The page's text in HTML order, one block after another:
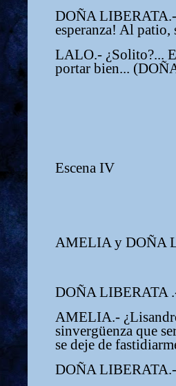
DOÑA LIBERATA.-
esperanza! Al
LALO.- ¿Solito?...
portar bien...
Escena IV
AMELIA y DOÑA
DOÑA LIBERATA
AMELIA.-
sinvergüenza que
se deje de
DOÑA LIBERATA.-